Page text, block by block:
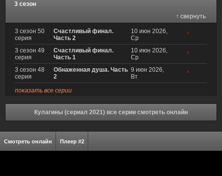
3 сезон
↑ свернуть
3 сезон 50
серия
Счастливый финал.
Часть 2
10 июн 2026,
Ср
*
3 сезон 49
серия
Счастливый финал.
Часть 1
10 июн 2026,
Ср
*
3 сезон 48
серия
Обнаженная душа. Часть
2
9 июн 2026,
Вт
*
показать все серии
Кулагины (сериал 2021) все серии смотреть онлайн
Смотреть онлайн Плеер #2